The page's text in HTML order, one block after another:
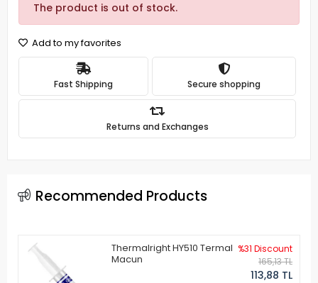
The product is out of stock.
Add to my favorites
Fast Shipping Secure shopping
Returns and Exchanges
Recommended Products
Thermalright HY510 Termal
Macun
%31 Discount
165,13 TL
113,88 TL